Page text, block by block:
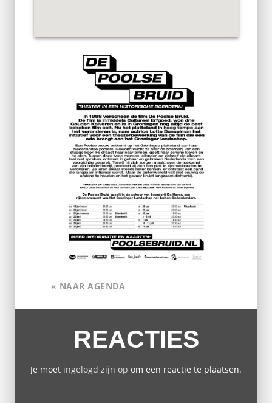
« NAAR AGENDA
REACTIES
Je moet ingelogd zijn op om een reactie te plaatsen.